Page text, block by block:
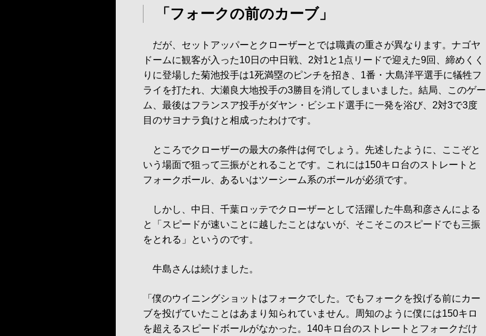
「フォークの前のカーブ」
だが、セットアッパーとクローザーとでは職責の重さが異なります。ナゴヤ
ドームに観客が入った10日の中日戦、2対1と1点リードで迎えた9回、締めくく
りに登場した菊池投手は1死満塁のピンチを招き、1番・大島洋平選手に犠牲フ
ライを打たれ、大瀬良大地投手の3勝目を消してしまいました。結局、このゲー
ム、最後はフランスア投手がダヤン・ビシエド選手に一発を浴び、2対3で3度
目のサヨナラ負けと相成ったわけです。
ところでクローザーの最大の条件は何でしょう。先述したように、ここぞと
いう場面で狙って三振がとれることです。これには150キロ台のストレートと
フォークボール、あるいはツーシーム系のボールが必須です。
しかし、中日、千葉ロッテでクローザーとして活躍した牛島和彦さんによる
と「スピードが速いことに越したことはないが、そこそこのスピードでも三振
をとれる」というのです。
牛島さんは続けました。
「僕のウイニングショットはフォークでした。でもフォークを投げる前にカー
ブを投げていたことはあまり知られていません。周知のように僕には150キロ
を超えるスピードボールがなかった。140キロ台のストレートとフォークだけ